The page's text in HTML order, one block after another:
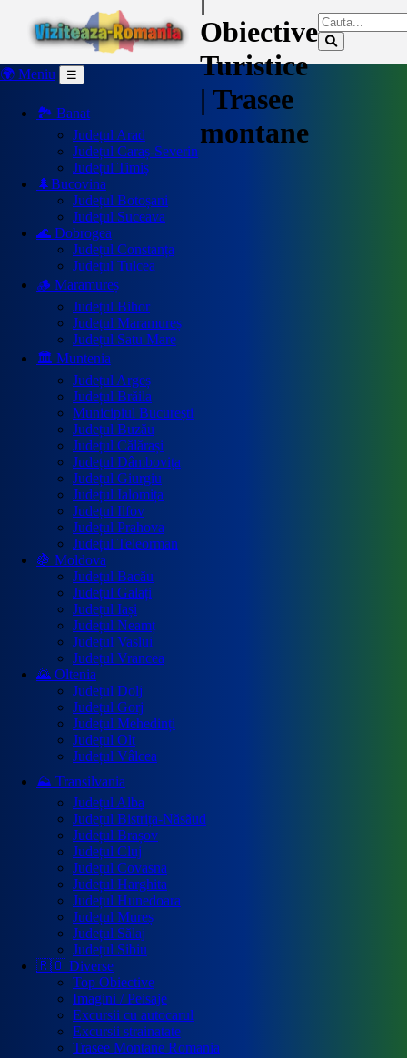
Obiective
Turistice
| Trasee
montane
🌍 Meniu ☰
🏞️ Banat
Județul Arad
Județul Caraș-Severin
Județul Timiș
🌲Bucovina
Județul Botoșani
Județul Suceava
🌊 Dobrogea
Județul Constanța
Județul Tulcea
🪵 Maramureș
Județul Bihor
Județul Maramureș
Județul Satu Mare
🏛️ Muntenia
Județul Argeș
Județul Brăila
Municipiul București
Județul Buzău
Județul Călărași
Județul Dâmbovița
Județul Giurgiu
Județul Ialomița
Județul Ilfov
Județul Prahova
Județul Teleorman
🍇 Moldova
Județul Bacău
Județul Galați
Județul Iași
Județul Neamț
Județul Vaslui
Județul Vrancea
🌄 Oltenia
Județul Dolj
Județul Gorj
Județul Mehedinți
Județul Olt
Județul Vâlcea
⛰️ Transilvania
Județul Alba
Județul Bistrița-Năsăud
Județul Brașov
Județul Cluj
Județul Covasna
Județul Harghita
Județul Hunedoara
Județul Mureș
Județul Sălaj
Județul Sibiu
🇷🇴 Diverse
Top Obiective
Imagini / Peisaje
Excursii cu autocarul
Excursii strainatate
Trasee Montane Romania